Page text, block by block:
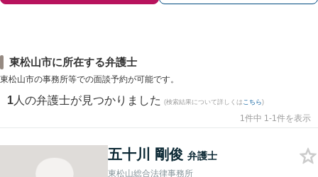
東松山市に所在する弁護士
東松山市の事務所等での面談予約が可能です。
1 人の弁護士が見つかりました (検索結果について詳しくは こちら)
1件中 1-1件を表示
五十川 剛俊 弁護士
東松山総合法律事務所